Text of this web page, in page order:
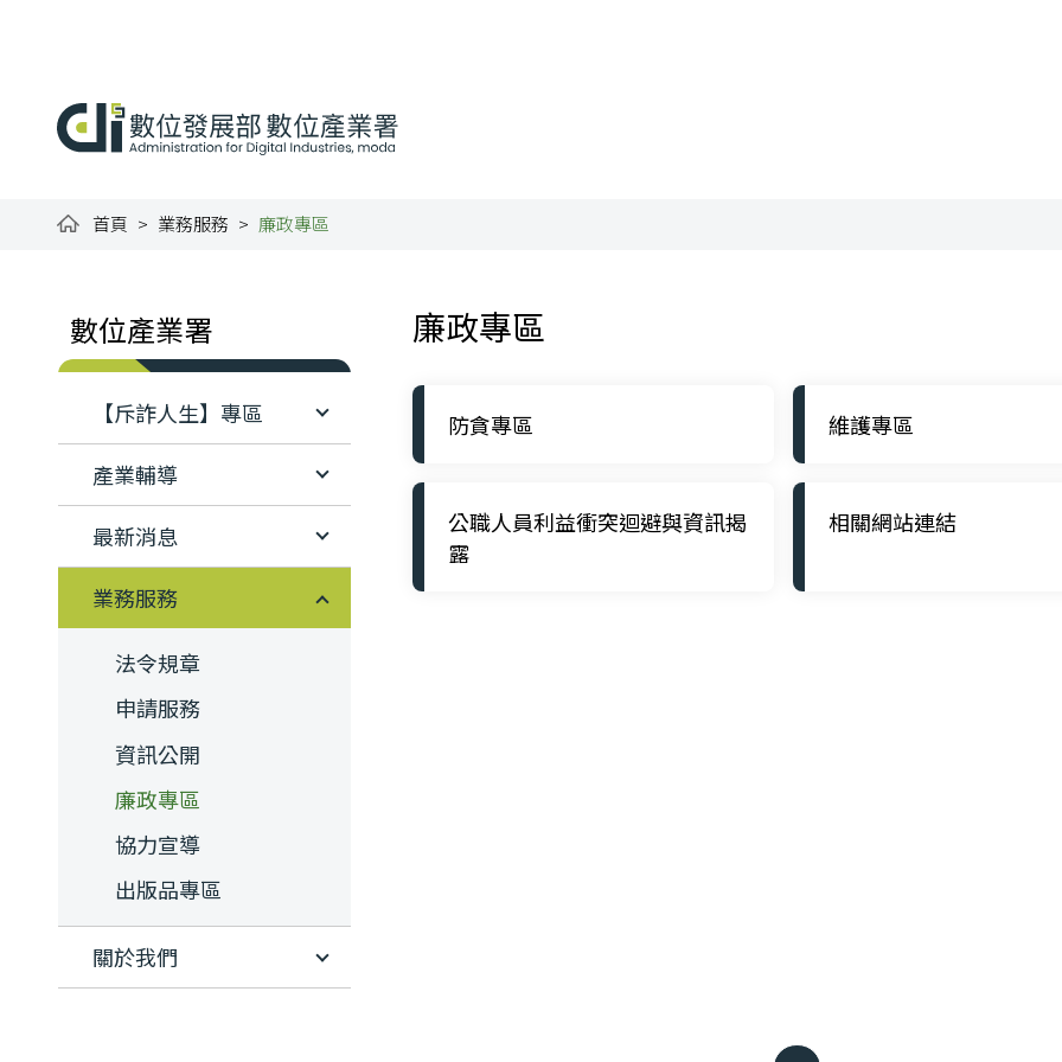
首頁 業務服務 廉政專區
數位產業署
【斥詐人生】專區
產業輔導
最新消息
業務服務
法令規章
申請服務
資訊公開
廉政專區
協力宣導
出版品專區
關於我們
廉政專區
防貪專區 維護專區
公職人員利益衝突迴避與資訊揭
露
相關網站連結